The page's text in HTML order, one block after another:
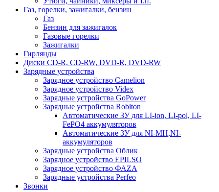
Газ, горелки, зажигалки, бензин
Газ
Бензин для зажигалок
Газовые горелки
Зажигалки
Гирлянды
Диски CD-R, CD-RW, DVD-R, DVD-RW
Зарядные устройства
Зарядное устройство Camelion
Зарядное устройство Videx
Зарядные устройства GoPower
Зарядные устройства Robiton
Автоматические ЗУ для LI-ion, LI-pol, LI-
FePO4 аккумуляторов
Автоматические ЗУ для NI-MH,NI-
аккумуляторов
Зарядные устройства Облик
Зарядное устройство EPILSO
Зарядное устройство ФАZА
Зарядные устройства Perfeo
Звонки